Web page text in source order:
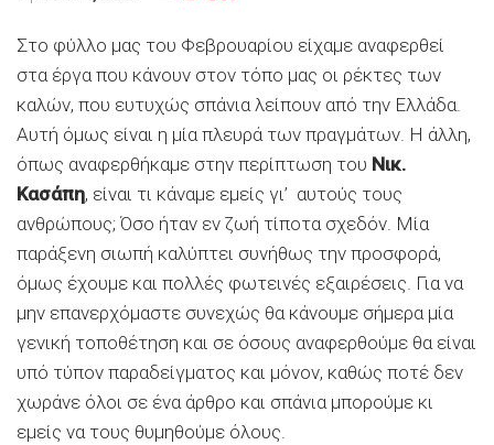
Στο φύλλο μας του Φεβρουαρίου είχαμε αναφερθεί
στα έργα που κάνουν στον τόπο μας οι ρέκτες των
καλών, που ευτυχώς σπάνια λείπουν από την Ελλάδα.
Αυτή όμως είναι η μία πλευρά των πραγμάτων. Η άλλη,
όπως αναφερθήκαμε στην περίπτωση του Νικ.
Κασάπη, είναι τι κάναμε εμείς γι’ αυτούς τους
ανθρώπους; Όσο ήταν εν ζωή τίποτα σχεδόν. Μία
παράξενη σιωπή καλύπτει συνήθως την προσφορά,
όμως έχουμε και πολλές φωτεινές εξαιρέσεις. Για να
μην επανερχόμαστε συνεχώς θα κάνουμε σήμερα μία
γενική τοποθέτηση και σε όσους αναφερθούμε θα είναι
υπό τύπον παραδείγματος και μόνον, καθώς ποτέ δεν
χωράνε όλοι σε ένα άρθρο και σπάνια μπορούμε κι
εμείς να τους θυμηθούμε όλους.